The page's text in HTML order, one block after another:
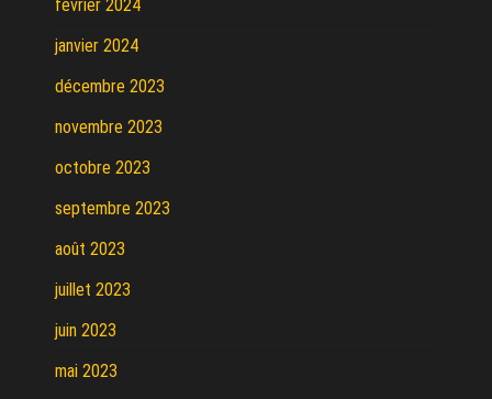
février 2024
janvier 2024
décembre 2023
novembre 2023
octobre 2023
septembre 2023
août 2023
juillet 2023
juin 2023
mai 2023